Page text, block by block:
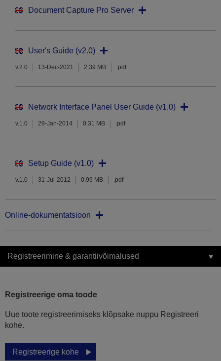
Document Capture Pro Server
User's Guide (v2.0)
v.2.0 13-Dec-2021 2.39 MB .pdf
Network Interface Panel User Guide (v1.0)
v.1.0 29-Jan-2014 0.31 MB .pdf
Setup Guide (v1.0)
v.1.0 31-Jul-2012 0.99 MB .pdf
Online-dokumentatsioon
Registreerimine & garantiivõimalused
Registreerige oma toode
Uue toote registreerimiseks klõpsake nuppu Registreeri
kohe.
Registreerige kohe